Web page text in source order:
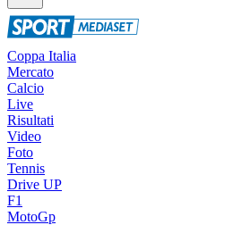
Coppa Italia
Mercato
Calcio
Live
Risultati
Video
Foto
Tennis
Drive UP
F1
MotoGp